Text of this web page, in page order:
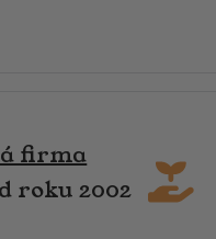
firma
roku 2002